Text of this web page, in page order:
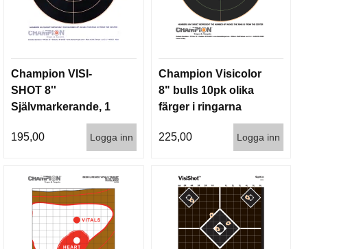
Champion VISI-
SHOT 8''
Självmarkerande, 1
195,00
Logga inn
Champion Visicolor
8" bulls 10pk olika
färger i ringarna
225,00 Logga inn